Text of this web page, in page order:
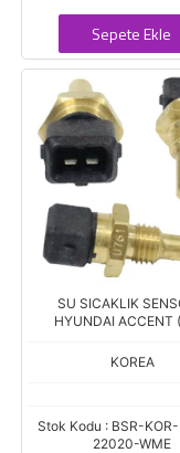
Sepete Ekle
SU SICAKLIK
HYUNDAI ACCENT
KOREA
Stok Kodu : BSR-
22020-WME